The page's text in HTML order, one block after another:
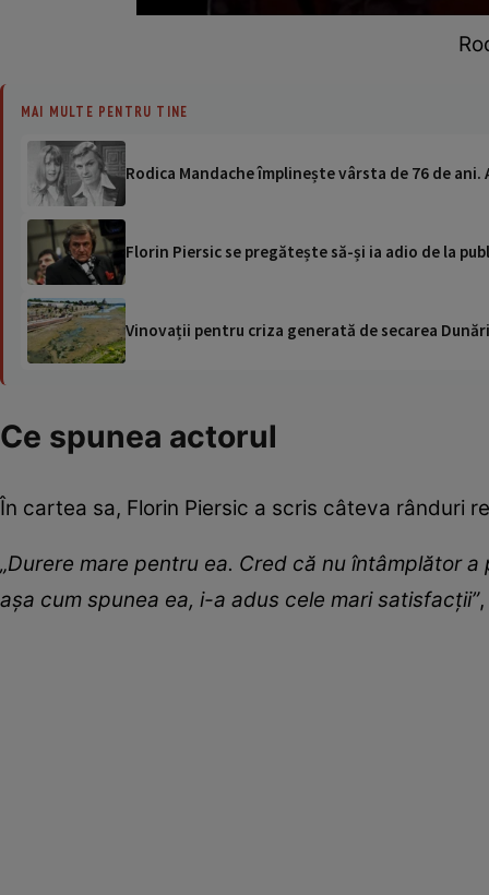
MAI MULTE PENTRU TINE
Rodica Mandache împlinește vârsta de 76 de ani.
Florin Piersic se pregătește să-și ia adio de la
Vinovații pentru criza generată de secarea
Ce spunea actorul
În cartea sa, Florin Piersic a scris câteva rânduri
„Durere mare pentru ea. Cred că nu întâmplător
așa cum spunea ea, i-a adus cele mari satisfacții”